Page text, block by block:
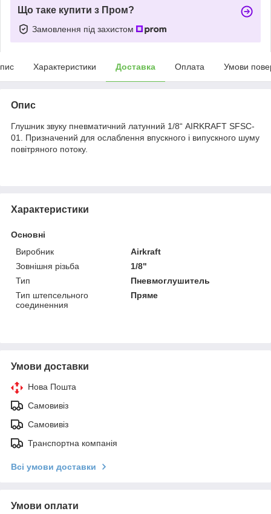
Що таке купити з Пром?
Замовлення під захистом
Характеристики Доставка Оплата Умови
Опис
Глушник звуку пневматичний латунний 1/8“ AIRKRAFT SFSC-
01. Призначений для ослаблення впускного і випускного шуму
повітряного потоку.
Характеристики
Основні
Виробник
Airkraft
Зовнішня різьба
1/8"
Тип
Пневмоглушитель
Тип штепсельного
соединенния
Пряме
Умови доставки
Нова Пошта
Самовивіз
Самовивіз
Транспортна компанія
Всі умови доставки
Умови оплати